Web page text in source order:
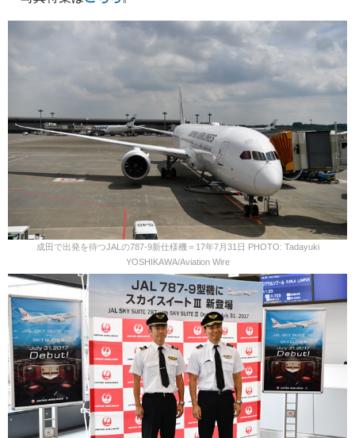
成田で出発を待つJALの787-9新仕様機＝17年7月31日 PHOTO: Tadayuki
YOSHIKAWA/Aviation Wire